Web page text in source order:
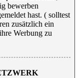
bewerben
hast. ( solltest
zusätzlich ein
Werbung zu